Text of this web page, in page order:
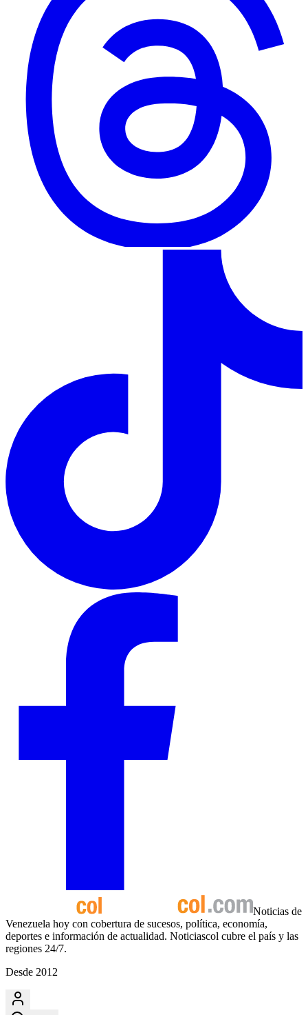
Noticias de
Venezuela hoy con cobertura de sucesos, política, economía,
deportes e información de actualidad. Noticiascol cubre el país y las
regiones 24/7.
Desde 2012